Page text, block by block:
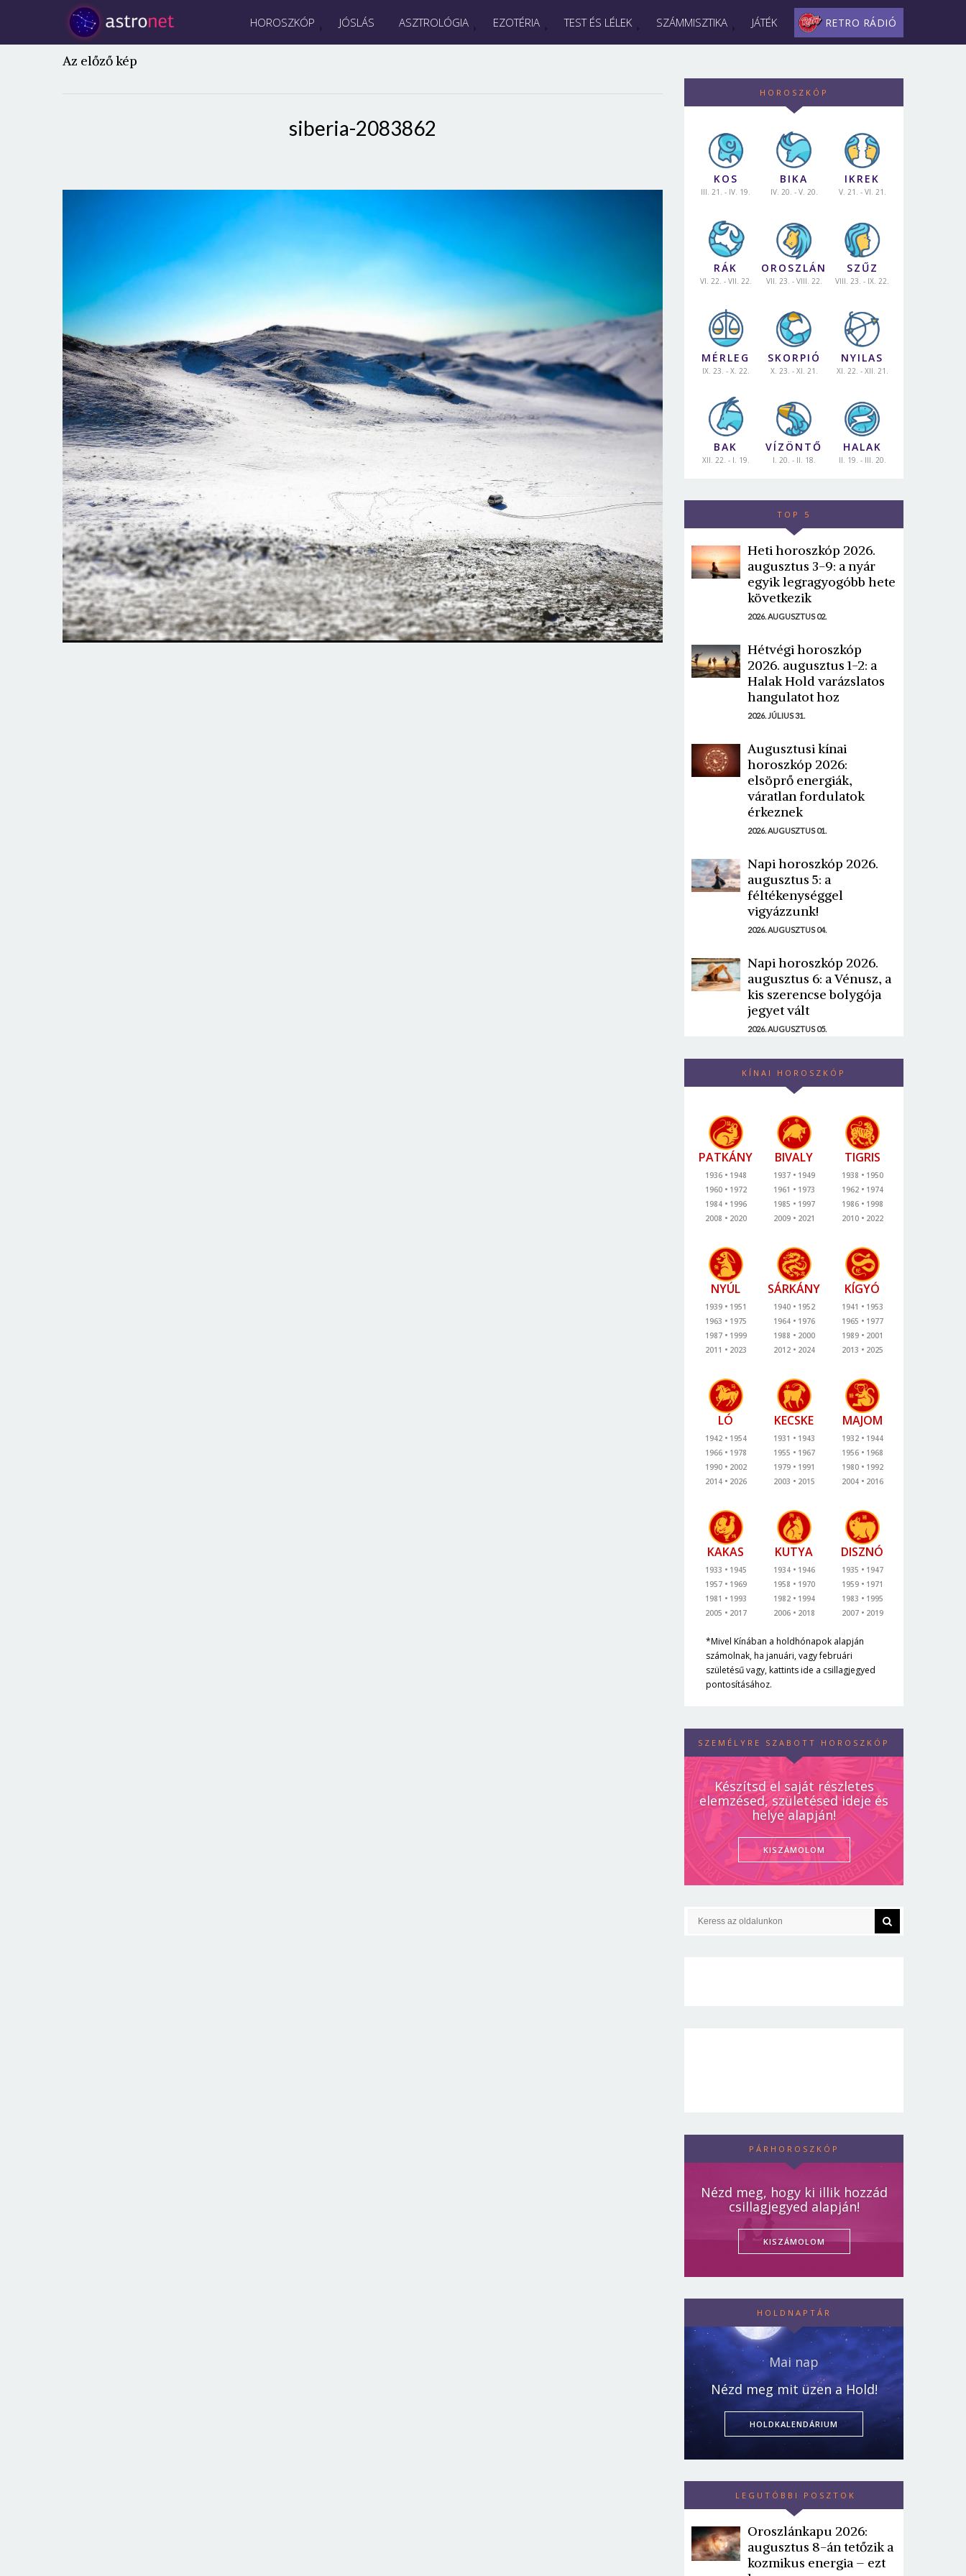
HOROSZKÓP JÓSLÁS ASZTROLÓGIA EZOTÉRIA TEST ÉS LÉLEK SZÁMMISZTIKA JÁTÉK RETRO RÁDIÓ
Az előző kép
siberia-2083862
HOROSZKÓP
KOS
III. 21. - IV. 19.
BIKA
IV. 20. - V. 20.
IKREK
V. 21. - VI. 21.
RÁK
VI. 22. - VII. 22.
OROSZLÁN
VII. 23. - VIII. 22.
SZŰZ
VIII. 23. - IX. 22.
MÉRLEG
IX. 23. - X. 22.
SKORPIÓ
X. 23. - XI. 21.
NYILAS
XI. 22. - XII. 21.
BAK
XII. 22. - I. 19.
VÍZÖNTŐ
I. 20. - II. 18.
HALAK
II. 19. - III. 20.
TOP 5
Heti horoszkóp 2026.
augusztus 3-9: a nyár
egyik legragyogóbb hete
következik
2026. AUGUSZTUS 02.
Hétvégi horoszkóp
2026. augusztus 1-2: a
Halak Hold varázslatos
hangulatot hoz
2026. JÚLIUS 31.
Augusztusi kínai
horoszkóp 2026:
elsöprő energiák,
váratlan fordulatok
érkeznek
2026. AUGUSZTUS 01.
Napi horoszkóp 2026.
augusztus 5: a
féltékenységgel
vigyázzunk!
2026. AUGUSZTUS 04.
Napi horoszkóp 2026.
augusztus 6: a Vénusz, a
kis szerencse bolygója
jegyet vált
2026. AUGUSZTUS 05.
KÍNAI HOROSZKÓP
PATKÁNY
1936
1948
1960
1972
1984
1996
2008
2020
BIVALY
1937
1949
1961
1973
1985
1997
2009
2021
TIGRIS
1938
1950
1962
1974
1986
1998
2010
2022
NYÚL
1939
1951
1963
1975
1987
1999
2011
2023
SÁRKÁNY
1940
1952
1964
1976
1988
2000
2012
2024
KÍGYÓ
1941
1953
1965
1977
1989
2001
2013
2025
LÓ
1942
1954
1966
1978
1990
2002
2014
2026
KECSKE
1931
1943
1955
1967
1979
1991
2003
2015
MAJOM
1932
1944
1956
1968
1980
1992
2004
2016
KAKAS
1933
1945
1957
1969
1981
1993
2005
2017
KUTYA
1934
1946
1958
1970
1982
1994
2006
2018
DISZNÓ
1935
1947
1959
1971
1983
1995
2007
2019
*Mivel Kínában a holdhónapok alapján
számolnak, ha januári, vagy februári
születésű vagy, kattints ide a csillagjegyed
pontosításához.
SZEMÉLYRE SZABOTT HOROSZKÓP
Készítsd el saját részletes
elemzésed, születésed ideje és
helye alapján!
KISZÁMOLOM
PÁRHOROSZKÓP
Nézd meg, hogy ki illik hozzád
csillagjegyed alapján!
KISZÁMOLOM
HOLDNAPTÁR
Mai nap
Nézd meg mit üzen a Hold!
HOLDKALENDÁRIUM
LEGUTÓBBI POSZTOK
Oroszlánkapu 2026:
augusztus 8-án tetőzik a
kozmikus energia – ezt